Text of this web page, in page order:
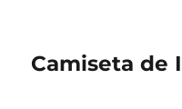
Camiseta de